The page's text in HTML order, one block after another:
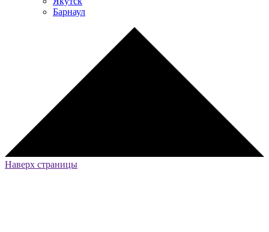
Барнаул
Наверх страницы